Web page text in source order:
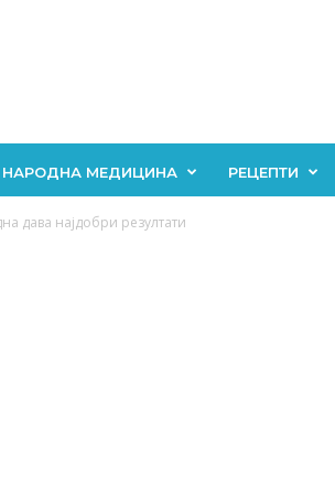
НАРОДНА МЕДИЦИНА РЕЦЕПТИ
дава најдобри резултати